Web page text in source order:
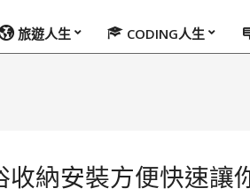
旅遊人生 CODING人生
收納安裝方便快速讓